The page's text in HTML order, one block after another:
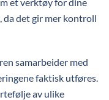
da det gir mer kontroll
samarbeider med
faktisk utføres.
av ulike